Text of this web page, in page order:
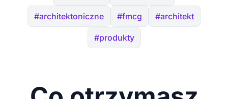
#architektoniczne #fmcg #architekt
#produkty